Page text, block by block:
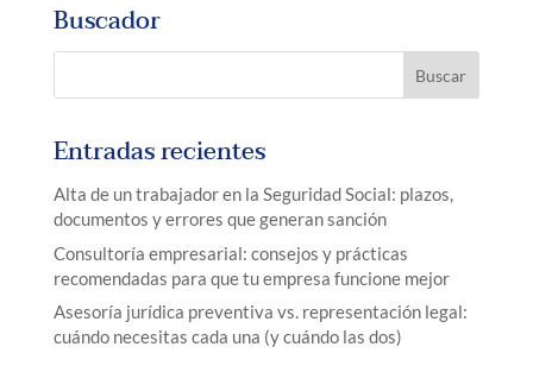
Buscador
Entradas recientes
Alta de un trabajador en la Seguridad Social: plazos,
documentos y errores que generan sanción
Consultoría empresarial: consejos y prácticas
recomendadas para que tu empresa funcione mejor
Asesoría jurídica preventiva vs. representación legal:
cuándo necesitas cada una (y cuándo las dos)